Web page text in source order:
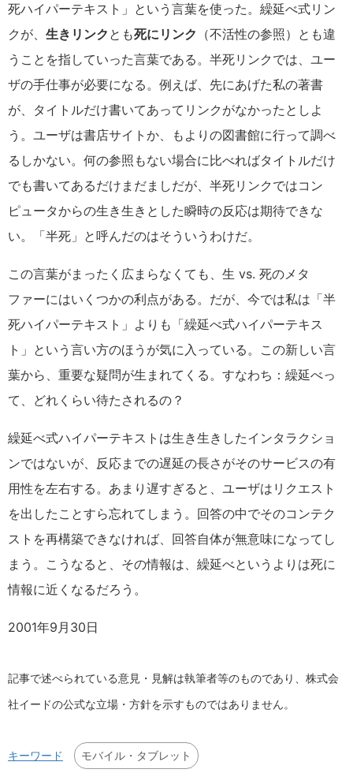
死ハイパーテキスト」という言葉を使った。繰延べ式リン
クが、 生きリンク とも死にリンク （不活性の参照）とも違
うことを指していった言葉である。半死リンクでは、ユー
ザの手仕事が必要になる。例えば、先にあげた私の著書
が、タイトルだけ書いてあってリンクがなかったとしよ
う。ユーザは書店サイトか、もよりの図書館に行って調べ
るしかない。何の参照もない場合に比べればタイトルだけ
でも書いてあるだけまだましだが、半死リンクではコン
ピュータからの生き生きとした瞬時の反応は期待できな
い。「半死」と呼んだのはそういうわけだ。
この言葉がまったく広まらなくても、生 vs. 死のメタ
ファーにはいくつかの利点がある。だが、今では私は「半
死ハイパーテキスト」よりも「繰延べ式ハイパーテキス
ト」という言い方のほうが気に入っている。この新しい言
葉から、重要な疑問が生まれてくる。すなわち：繰延べっ
て、どれくらい待たされるの？
繰延べ式ハイパーテキストは生き生きしたインタラクショ
ンではないが、反応までの遅延の長さがそのサービスの有
用性を左右する。あまり遅すぎると、ユーザはリクエスト
を出したことすら忘れてしまう。回答の中でそのコンテク
ストを再構築できなければ、回答自体が無意味になってし
まう。こうなると、その情報は、繰延べというよりは死に
情報に近くなるだろう。
2001年9月30日
記事で述べられている意見・見解は執筆者等のものであり、株式会
社イードの公式な立場・方針を示すものではありません。
キーワード モバイル・タブレット